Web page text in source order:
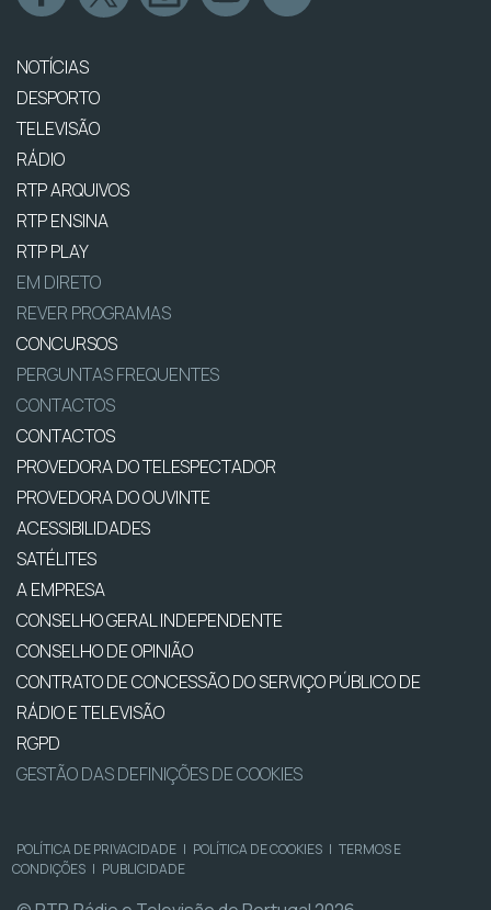
NOTÍCIAS
DESPORTO
TELEVISÃO
RÁDIO
RTP ARQUIVOS
RTP ENSINA
RTP PLAY
EM DIRETO
REVER PROGRAMAS
CONCURSOS
PERGUNTAS FREQUENTES
CONTACTOS
CONTACTOS
PROVEDORA DO TELESPECTADOR
PROVEDORA DO OUVINTE
ACESSIBILIDADES
SATÉLITES
A EMPRESA
CONSELHO GERAL INDEPENDENTE
CONSELHO DE OPINIÃO
CONTRATO DE CONCESSÃO DO SERVIÇO PÚBLICO DE
RÁDIO E TELEVISÃO
RGPD
GESTÃO DAS DEFINIÇÕES DE COOKIES
POLÍTICA DE PRIVACIDADE | POLÍTICA DE COOKIES | TERMOS E
CONDIÇÕES | PUBLICIDADE